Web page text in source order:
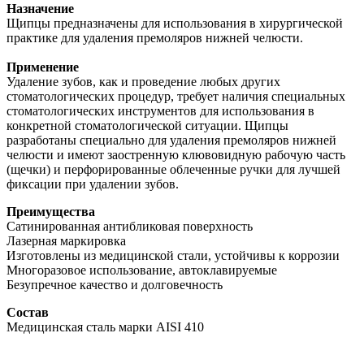
Назначение
Щипцы предназначены для использования в хирургической
практике для удаления премоляров нижней челюсти.
Применение
Удаление зубов, как и проведение любых других
стоматологических процедур, требует наличия специальных
стоматологических инструментов для использования в
конкретной стоматологической ситуации. Щипцы
разработаны специально для удаления премоляров нижней
челюсти и имеют заостренную клювовидную рабочую часть
(щечки) и перфорированные облеченные ручки для лучшей
фиксации при удалении зубов.
Преимущества
Сатинированная антибликовая поверхность
Лазерная маркировка
Изготовлены из медицинской стали, устойчивы к коррозии
Многоразовое использование, автоклавируемые
Безупречное качество и долговечность
Состав
Медицинская сталь марки AISI 410